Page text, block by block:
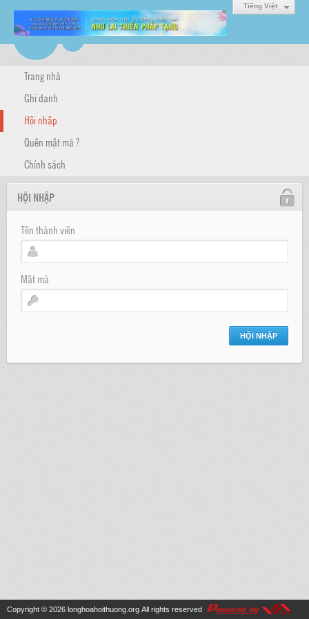
Tiếng Việt
Trang nhà
Ghi danh
Hội nhập
Quên mật mã ?
Chính sách
HỘI NHẬP
Tên thành viên
Mật mã
Copyright © 2026 longhoahoithuong.org All rights reserved